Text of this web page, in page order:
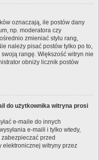
oznaczają, ile postów dany
np. moderatora czy
zmieniać stylu rang,
należy pisać postów tylko po to,
rangę. Większość witryn nie
obniży licznik postów
do użytkownika witryna prosi
e-maile do innych
e-maili i tylko wtedy,
zabezpieczać przed
elektronicznej witryny przez